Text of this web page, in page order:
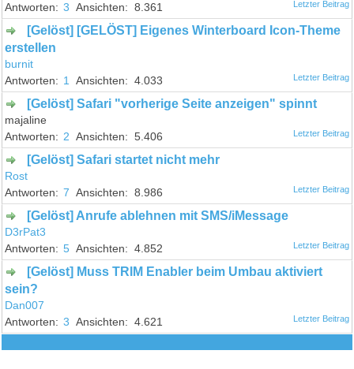
3
8.361
[Gelöst] [GELÖST] Eigenes Winterboard Icon-Theme
erstellen
burnit
1
4.033
[Gelöst] Safari "vorherige Seite anzeigen" spinnt
majaline
2
5.406
[Gelöst] Safari startet nicht mehr
Rost
7
8.986
[Gelöst] Anrufe ablehnen mit SMS/iMessage
D3rPat3
5
4.852
[Gelöst] Muss TRIM Enabler beim Umbau aktiviert
sein?
Dan007
3
4.621